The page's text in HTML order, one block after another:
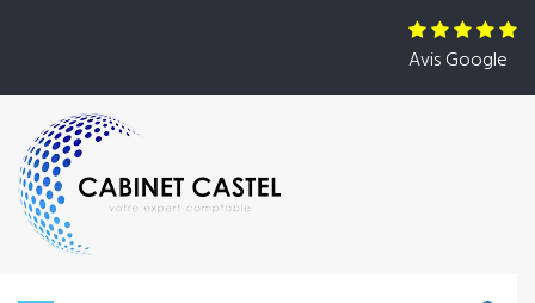
Avis Google